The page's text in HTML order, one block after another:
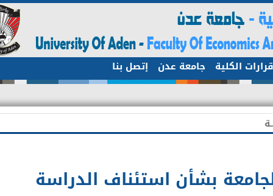
الكلية جامعة عدن إتصل بنا
بشأن استئناف الدراسة